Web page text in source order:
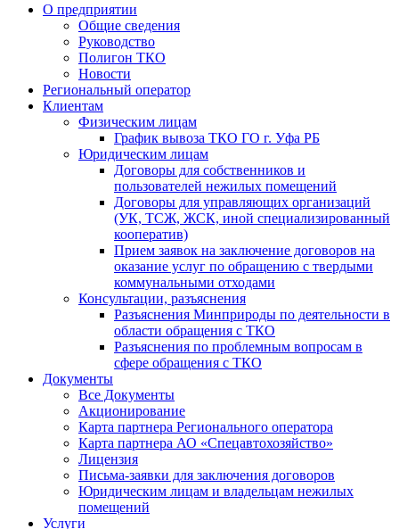
О предприятии
Общие сведения
Руководство
Полигон ТКО
Новости
Региональный оператор
Клиентам
Физическим лицам
График вывоза ТКО ГО г. Уфа РБ
Юридическим лицам
Договоры для собственников и
пользователей нежилых помещений
Договоры для управляющих организаций
(УК, ТСЖ, ЖСК, иной специализированный
кооператив)
Прием заявок на заключение договоров на
оказание услуг по обращению с твердыми
коммунальными отходами
Консультации, разъяснения
Разъяснения Минприроды по деятельности в
области обращения с ТКО
Разъяснения по проблемным вопросам в
сфере обращения с ТКО
Документы
Все Документы
Акционирование
Карта партнера Регионального оператора
Карта партнера АО «Спецавтохозяйство»
Лицензия
Письма-заявки для заключения договоров
Юридическим лицам и владельцам нежилых
помещений
Услуги